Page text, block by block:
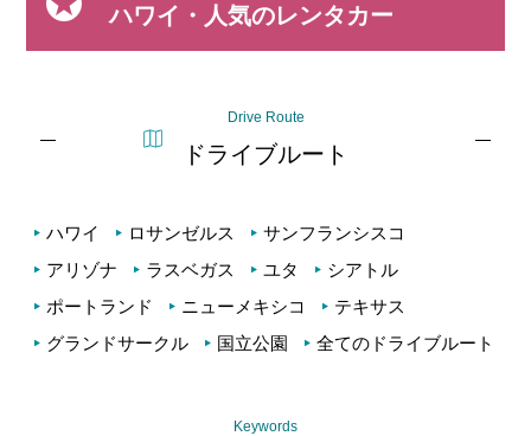
ハワイ・人気のレンタカー
Drive Route
ドライブルート
ハワイ ロサンゼルス
サンフランシスコ
アリゾナ
ラスベガス ユタ
シアトル
ポートランド
ニューメキシコ
テキサス
グランドサークル
国立公園 全てのドライブルート
Keywords